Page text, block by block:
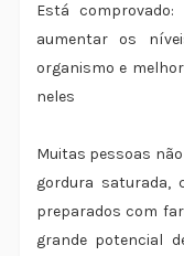
Está
aumentar os
organismo e
neles
Muitas pessoas
gordura saturada,
preparados com
grande potencial